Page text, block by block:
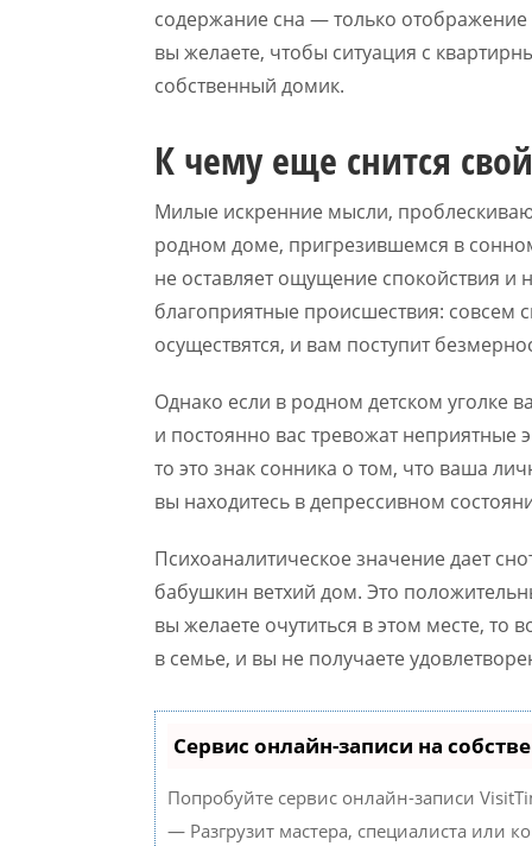
содержание сна — только
вы желаете, чтобы ситуация с
собственный домик.
К чему еще снится
Милые искренние мысли,
родном доме, пригрезившемся в
не оставляет ощущение спокойствия и
благоприятные происшествия:
осуществятся, и вам поступит
Однако если в родном детском уголке
и постоянно вас тревожат
то это знак сонника о том, что ваша
вы находитесь в депрессивном
Психоаналитическое значение дает
бабушкин ветхий дом. Это
вы желаете очутиться в этом месте, то
в семье, и вы не получаете
Сервис онлайн-записи на
Попробуйте сервис онлайн-записи
— Разгрузит мастера, специалиста или